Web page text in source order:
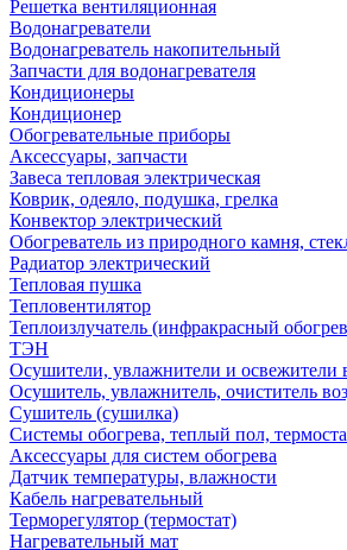
Решетка вентиляционная
Водонагреватели
Водонагреватель накопительный
Запчасти для водонагревателя
Кондиционеры
Кондиционер
Обогревательные приборы
Аксессуары, запчасти
Завеса тепловая электрическая
Коврик, одеяло, подушка, грелка
Конвектор электрический
Обогреватель из природного камня,
Радиатор электрический
Тепловая пушка
Тепловентилятор
Теплоизлучатель (инфракрасный
ТЭН
Осушители, увлажнители и освежители
Осушитель, увлажнитель, очиститель
Сушитель (сушилка)
Системы обогрева, теплый пол,
Аксессуары для систем обогрева
Датчик температуры, влажности
Кабель нагревательный
Терморегулятор (термостат)
Нагревательный мат